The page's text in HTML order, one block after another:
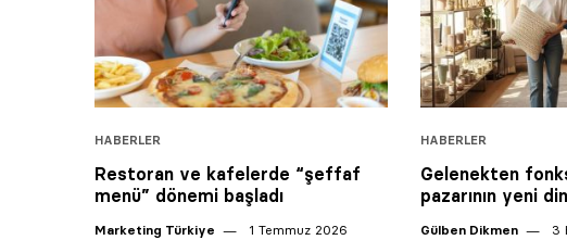
HABERLER
Restoran ve kafelerde “şeffaf
menü” dönemi başladı
Marketing Türkiye 1 Temmuz 2026
HABERLER
Gelenekten
pazarının yeni
Gülben Dikmen 3